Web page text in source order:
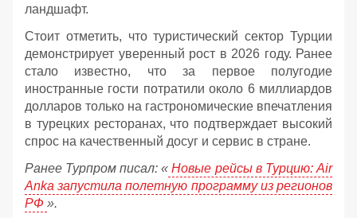
ландшафт.
Стоит отметить, что туристический сектор Турции
демонстрирует уверенный рост в 2026 году. Ранее
стало известно, что за первое полугодие
иностранные гости потратили около 6 миллиардов
долларов только на гастрономические впечатления
в турецких ресторанах, что подтверждает высокий
спрос на качественный досуг и сервис в стране.
Ранее Турпром писал: « Новые рейсы в Турцию: Air
Anka запустила полетную программу из регионов
РФ ».